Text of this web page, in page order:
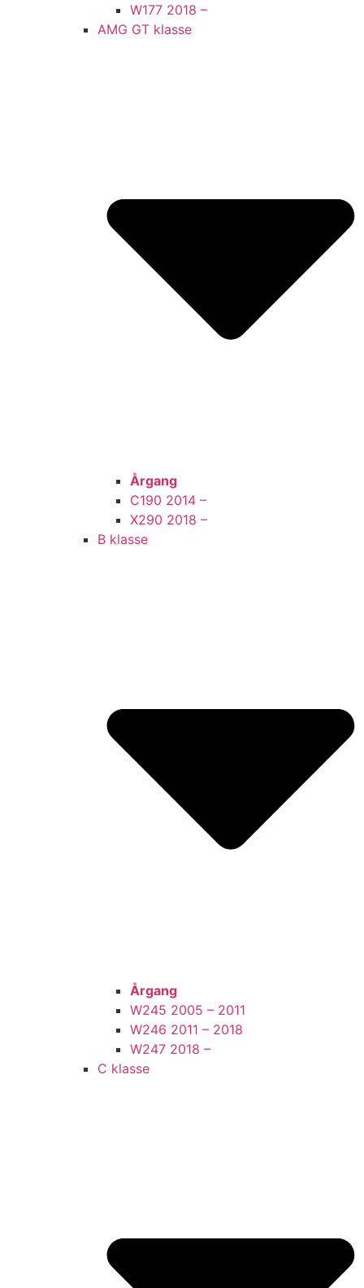
W177 2018 –
AMG GT klasse
Årgang
C190 2014 –
X290 2018 –
B klasse
Årgang
W245 2005 – 2011
W246 2011 – 2018
W247 2018 –
C klasse